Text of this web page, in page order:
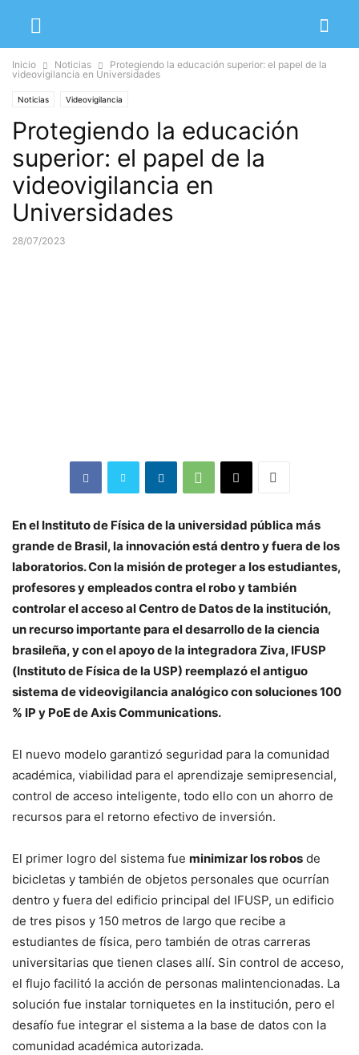
Inicio Noticias
Protegiendo la educación superior: el papel de la
videovigilancia en Universidades
Noticias Videovigilancia
Protegiendo la educación
superior: el papel de la
videovigilancia en
Universidades
28/07/2023
En el Instituto de Física de la universidad pública más
grande de Brasil, la innovación está dentro y fuera de los
laboratorios. Con la misión de proteger a los estudiantes,
profesores y empleados contra el robo y también
controlar el acceso al Centro de Datos de la institución,
un recurso importante para el desarrollo de la ciencia
brasileña, y con el apoyo de la integradora Ziva, IFUSP
(Instituto de Física de la USP) reemplazó el antiguo
sistema de videovigilancia analógico con soluciones 100
% IP y PoE de Axis Communications.
El nuevo modelo garantizó seguridad para la comunidad
académica, viabilidad para el aprendizaje semipresencial,
control de acceso inteligente, todo ello con un ahorro de
recursos para el retorno efectivo de inversión.
El primer logro del sistema fue minimizar los robos de
bicicletas y también de objetos personales que ocurrían
dentro y fuera del edificio principal del IFUSP, un edificio
de tres pisos y 150 metros de largo que recibe a
estudiantes de física, pero también de otras carreras
universitarias que tienen clases allí. Sin control de acceso,
el flujo facilitó la acción de personas malintencionadas. La
solución fue instalar torniquetes en la institución, pero el
desafío fue integrar el sistema a la base de datos con la
comunidad académica autorizada.